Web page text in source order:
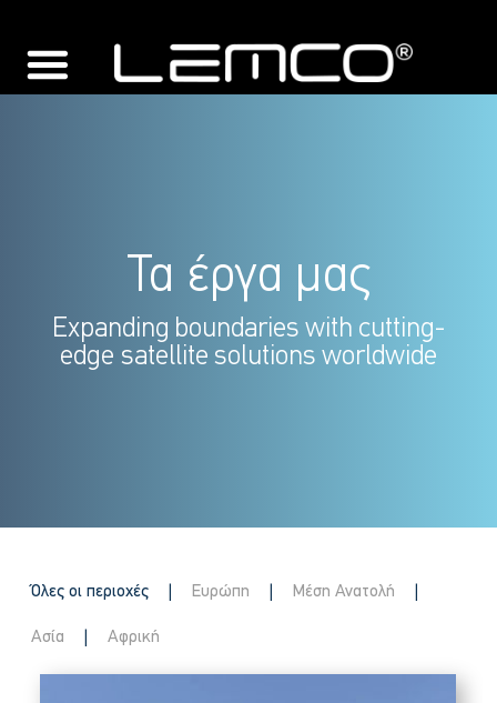
Τα έργα μας
Expanding boundaries with cutting-
edge satellite solutions worldwide
Όλες οι περιοχές Ευρώπη Μέση Ανατολή
Ασία Αφρική